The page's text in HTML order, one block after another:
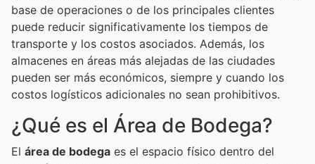
base de operaciones o de los principales clientes
puede reducir significativamente los tiempos de
transporte y los costos asociados. Además, los
almacenes en áreas más alejadas de las ciudades
pueden ser más económicos, siempre y cuando los
costos logísticos adicionales no sean prohibitivos.
¿Qué es el Área de Bodega?
El área de bodega es el espacio físico dentro del